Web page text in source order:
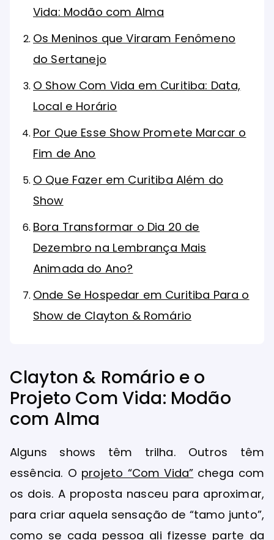
Vida: Modão com Alma
Os Meninos que Viraram Fenômeno
do Sertanejo
O Show Com Vida em Curitiba: Data,
Local e Horário
Por Que Esse Show Promete Marcar o
Fim de Ano
O Que Fazer em Curitiba Além do
Show
Bora Transformar o Dia 20 de
Dezembro na Lembrança Mais
Animada do Ano?
Onde Se Hospedar em Curitiba Para o
Show de Clayton & Romário
Clayton & Romário e o
Projeto Com Vida: Modão
com Alma
Alguns shows têm trilha. Outros têm
essência. O projeto “Com Vida” chega com
os dois. A proposta nasceu para aproximar,
para criar aquela sensação de “tamo junto”,
como se cada pessoa ali fizesse parte da